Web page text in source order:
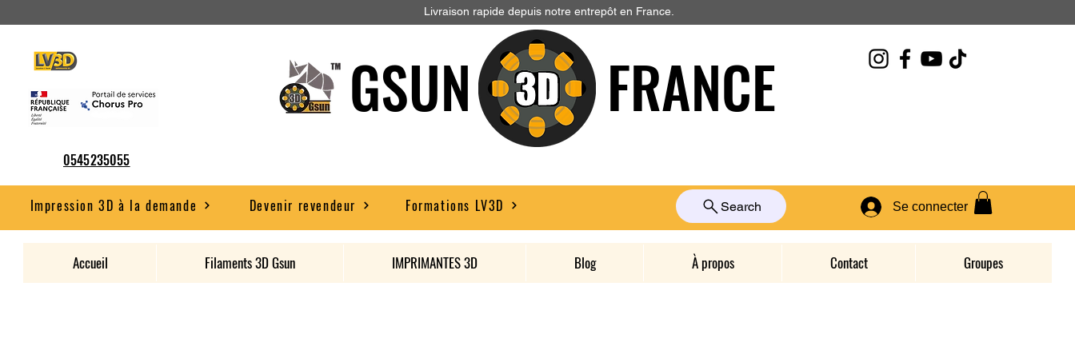
Livraison rapide depuis notre entrepôt en France.
0545235055
GSUN FRANCE
Impression 3D à la demande Devenir revendeur Formations LV3D Se connecter
Search
Accueil Filaments 3D Gsun IMPRIMANTES 3D Blog À propos Contact Groupes